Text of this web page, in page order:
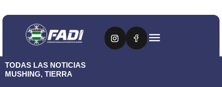
TODAS LAS NOTICIAS
MUSHING, TIERRA